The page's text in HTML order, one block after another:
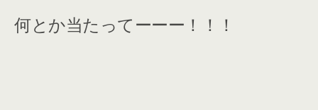
何とか当たってーーー！！！